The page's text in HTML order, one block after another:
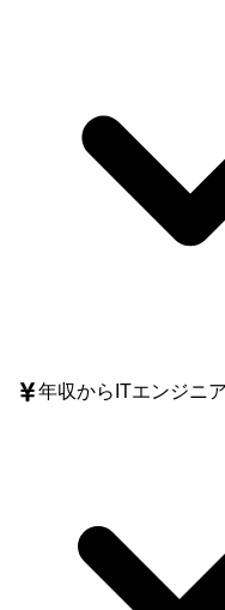
年収からITエンジニ